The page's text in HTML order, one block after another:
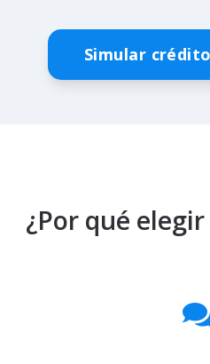
Simular
¿Por qué